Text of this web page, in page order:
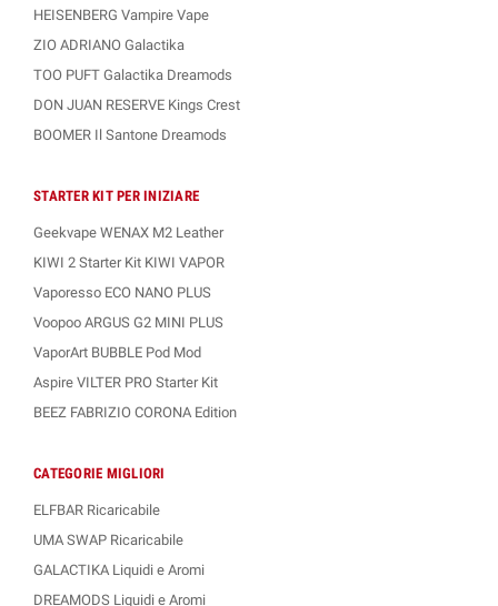
HEISENBERG Vampire Vape
ZIO ADRIANO Galactika
TOO PUFT Galactika Dreamods
DON JUAN RESERVE Kings Crest
BOOMER Il Santone Dreamods
STARTER KIT PER INIZIARE
Geekvape WENAX M2 Leather
KIWI 2 Starter Kit KIWI VAPOR
Vaporesso ECO NANO PLUS
Voopoo ARGUS G2 MINI PLUS
VaporArt BUBBLE Pod Mod
Aspire VILTER PRO Starter Kit
BEEZ FABRIZIO CORONA Edition
CATEGORIE MIGLIORI
ELFBAR Ricaricabile
UMA SWAP Ricaricabile
GALACTIKA Liquidi e Aromi
DREAMODS Liquidi e Aromi